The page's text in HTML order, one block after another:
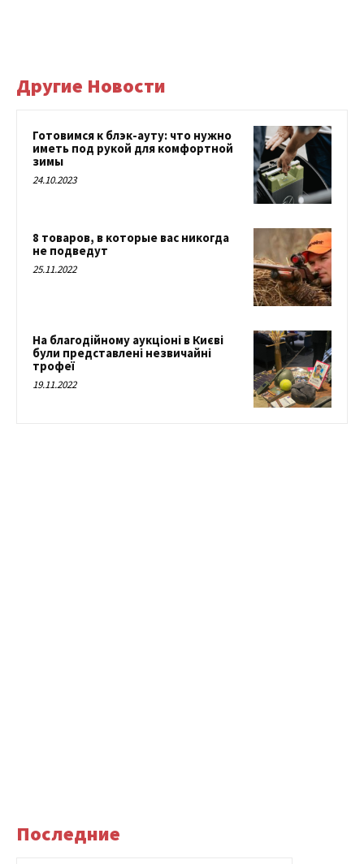
Другие Новости
Готовимся к блэк-ауту: что нужно
иметь под рукой для комфортной
зимы
24.10.2023
8 товаров, в которые вас никогда
не подведут
25.11.2022
На благодійному аукціоні в Києві
були представлені незвичайні
трофеї
19.11.2022
Последние